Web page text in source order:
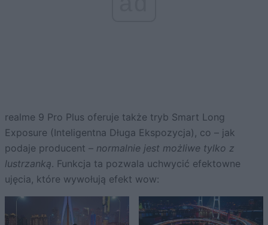
realme 9 Pro Plus oferuje także tryb Smart Long
Exposure (Inteligentna Długa Ekspozycja), co – jak
podaje producent – normalnie jest możliwe tylko z
lustrzanką. Funkcja ta pozwala uchwycić efektowne
ujęcia, które wywołują efekt wow: